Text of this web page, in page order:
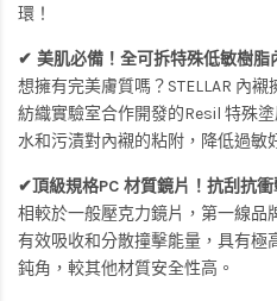
環！
✔ 美肌必備！全可拆特殊低敏樹脂
想擁有完美膚質嗎？STELLAR 內
紡織實驗室合作開發的Resil 特殊
水和污漬對內襯的粘附，降低過敏
✔頂級規格PC 材質鏡片！抗刮抗衝
相較於一般壓克力鏡片，第一線品
有效吸收和分散撞擊能量，具有極
鈍角，較其他材質安全性高。